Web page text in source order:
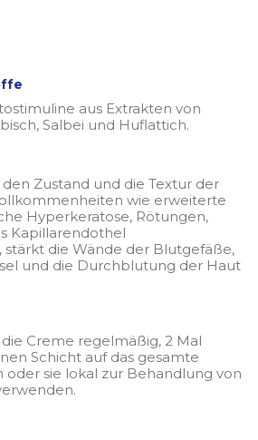
aus Extrakten von
Salbei und Huflattich.
Zustand und die Textur der
wie erweiterte
Hyperkeratose, Rötungen,
Kapillarendothel
die Wände der Blutgefäße,
und die Durchblutung der Haut
Creme regelmäßig, 2 Mal
Schicht auf das gesamte
oder sie lokal zur Behandlung von